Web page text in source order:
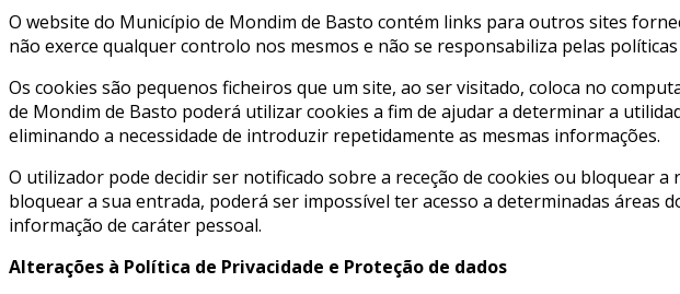
O website do Município de Mondim de Basto contém links para outros sites
não exerce qualquer controlo nos mesmos e não se responsabiliza pelas
Os cookies são pequenos ficheiros que um site, ao ser visitado, coloca no
de Mondim de Basto poderá utilizar cookies a fim de ajudar a determinar a
eliminando a necessidade de introduzir repetidamente as mesmas informações.
O utilizador pode decidir ser notificado sobre a receção de cookies ou bloquear
bloquear a sua entrada, poderá ser impossível ter acesso a determinadas
informação de caráter pessoal.
Alterações à Política de Privacidade e Proteção de dados